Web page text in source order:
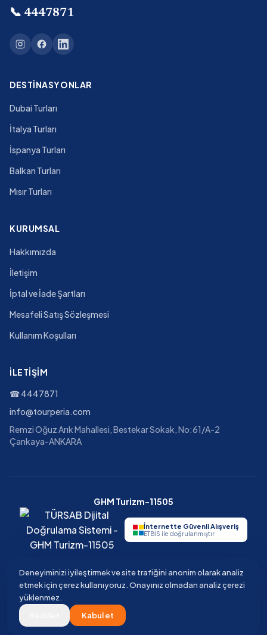
📞 4447871
DESTINASYONLAR
Dubai Turları
İtalya Turları
İspanya Turları
Balkan Turları
Mısır Turları
KURUMSAL
Hakkımızda
İletişim
İptal ve İade Şartları
Mesafeli Satış Sözleşmesi
Kullanım Koşulları
İLETIŞIM
☎4447871
info@tourperia.com
Remzi Oğuz Arık Mahallesi, Bestekar Sokak, No:61/A-2
Çankaya-ANKARA
GHM Turizm-11505
İnternette Güvenli Alışveriş
ETBİS ile doğrulanmıştır
2026 Tourperia Seyahat Acentesi
GHM Turizm · TÜRSAB Belge No 11505 · Güvenli ödeme · 3D Secure
Deneyiminizi iyileştirmek ve site trafiğini anonim olarak analiz
etmek için çerez kullanıyoruz. Onayınız olmadan analiz çerezi
yüklenmez.
Kabul et